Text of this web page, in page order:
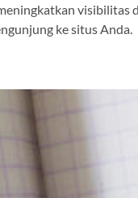
visibilitas
ke situs Anda.